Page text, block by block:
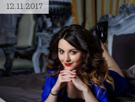
12.11.2017